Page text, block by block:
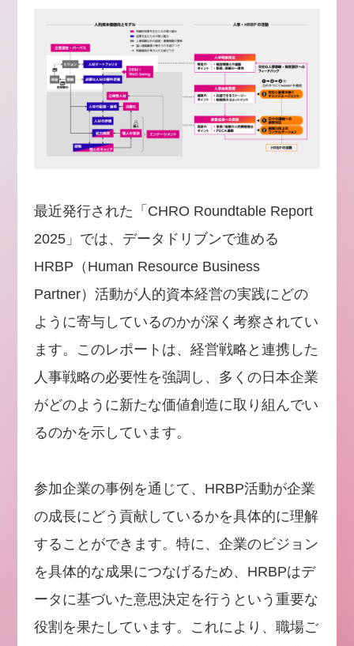
最近発行された「CHRO Roundtable Report
2025」では、データドリブンで進める
HRBP（Human Resource Business
Partner）活動が人的資本経営の実践にどの
ように寄与しているのかが深く考察されてい
ます。このレポートは、経営戦略と連携した
人事戦略の必要性を強調し、多くの日本企業
がどのように新たな価値創造に取り組んでい
るのかを示しています。
参加企業の事例を通じて、HRBP活動が企業
の成長にどう貢献しているかを具体的に理解
することができます。特に、企業のビジョン
を具体的な成果につなげるため、HRBPはデ
ータに基づいた意思決定を行うという重要な
役割を果たしています。これにより、職場ご